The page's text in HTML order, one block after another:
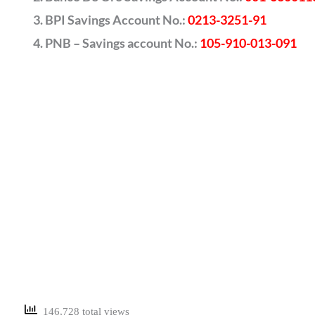
BPI Savings Account No.:0213-3251-91
PNB – Savings account No.: 105-910-013-091
146,728 total views